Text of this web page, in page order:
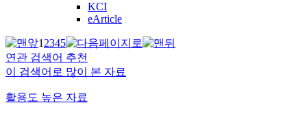
KCI
eArticle
12345
연관 검색어 추천
이 검색어로 많이 본 자료
활용도 높은 자료